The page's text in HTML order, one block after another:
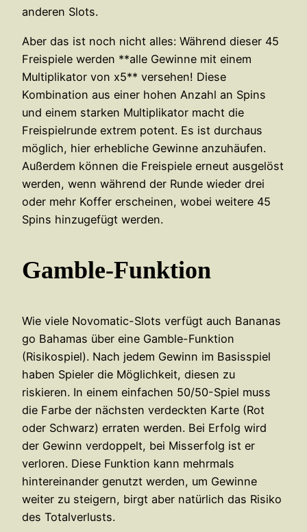
anderen Slots.
Aber das ist noch nicht alles: Während dieser 45
Freispiele werden **alle Gewinne mit einem
Multiplikator von x5** versehen! Diese
Kombination aus einer hohen Anzahl an Spins
und einem starken Multiplikator macht die
Freispielrunde extrem potent. Es ist durchaus
möglich, hier erhebliche Gewinne anzuhäufen.
Außerdem können die Freispiele erneut ausgelöst
werden, wenn während der Runde wieder drei
oder mehr Koffer erscheinen, wobei weitere 45
Spins hinzugefügt werden.
Gamble-Funktion
Wie viele Novomatic-Slots verfügt auch Bananas
go Bahamas über eine Gamble-Funktion
(Risikospiel). Nach jedem Gewinn im Basisspiel
haben Spieler die Möglichkeit, diesen zu
riskieren. In einem einfachen 50/50-Spiel muss
die Farbe der nächsten verdeckten Karte (Rot
oder Schwarz) erraten werden. Bei Erfolg wird
der Gewinn verdoppelt, bei Misserfolg ist er
verloren. Diese Funktion kann mehrmals
hintereinander genutzt werden, um Gewinne
weiter zu steigern, birgt aber natürlich das Risiko
des Totalverlusts.